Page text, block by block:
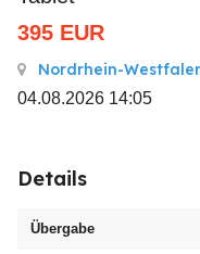
395 EUR
Nordrhein-
04.08.2026 14:05
Details
Übergabe